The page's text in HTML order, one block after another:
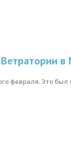
в
февраля. Это был